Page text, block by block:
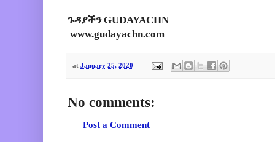
ጉዳያችን GUDAYACHN
www.gudayachn.com
at January 25, 2020
No comments:
Post a Comment